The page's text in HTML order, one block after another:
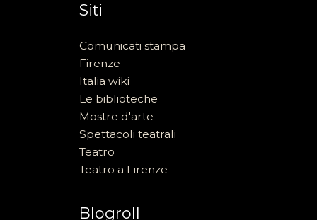
Siti
Comunicati stampa
Firenze
Italia wiki
Le biblioteche
Mostre d'arte
Spettacoli teatrali
Teatro
Teatro a Firenze
Blogroll